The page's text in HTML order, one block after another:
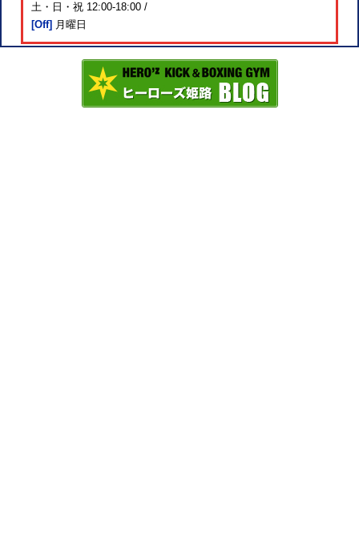
土・日・祝 12:00-18:00 /
[Off] 月曜日